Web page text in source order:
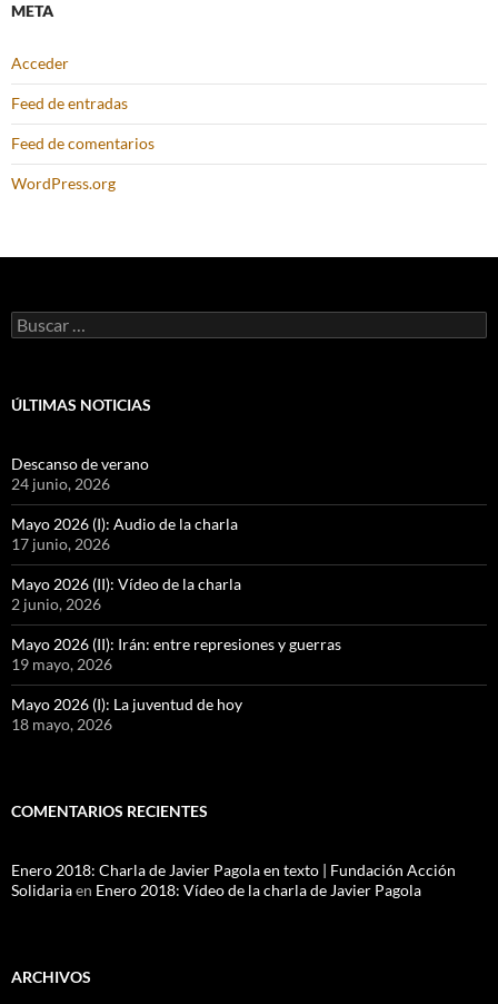
META
Acceder
Feed de entradas
Feed de comentarios
WordPress.org
Buscar:
ÚLTIMAS NOTICIAS
Descanso de verano
24 junio, 2026
Mayo 2026 (I): Audio de la charla
17 junio, 2026
Mayo 2026 (II): Vídeo de la charla
2 junio, 2026
Mayo 2026 (II): Irán: entre represiones y guerras
19 mayo, 2026
Mayo 2026 (I): La juventud de hoy
18 mayo, 2026
COMENTARIOS RECIENTES
Enero 2018: Charla de Javier Pagola en texto | Fundación Acción
Solidariaen Enero 2018: Vídeo de la charla de Javier Pagola
ARCHIVOS